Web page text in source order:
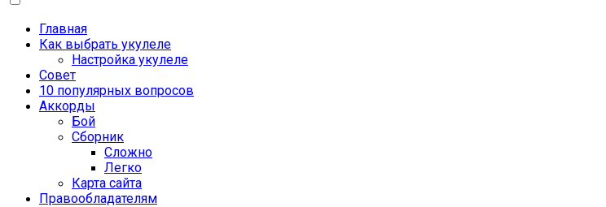
Главная
Как выбрать укулеле
Настройка укулеле
Совет
10 популярных вопросов
Аккорды
Бой
Сборник
Сложно
Легко
Карта сайта
Правообладателям